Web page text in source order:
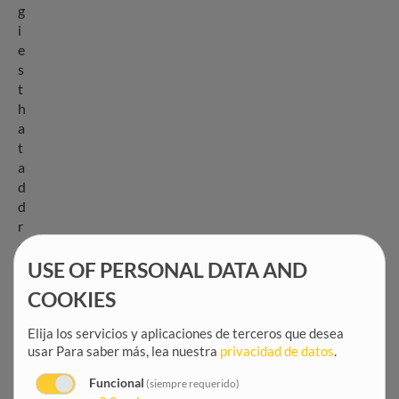
g
i
e
s
t
h
a
t
a
d
d
r
e
USE OF PERSONAL DATA AND
COOKIES
Elija los servicios y aplicaciones de terceros que desea
usar Para saber más, lea nuestra privacidad de datos.
Funcional (siempre requerido)